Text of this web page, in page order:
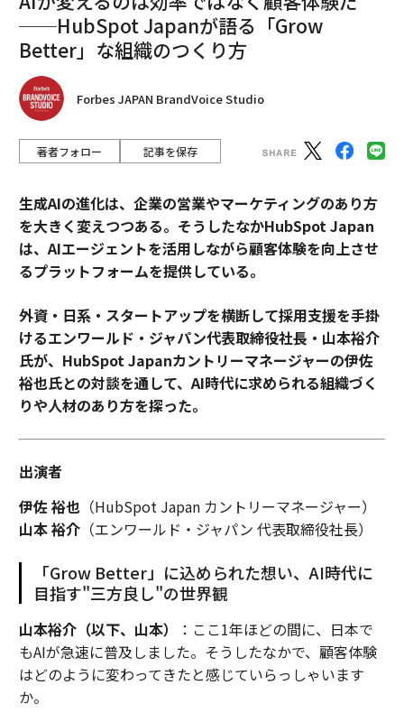
──HubSpot Japanが語る「Grow
Better」な組織のつくり方
Forbes JAPAN BrandVoice Studio
著者フォロー 記事を保存
生成AIの進化は、企業の営業やマーケティングのあり方
を大きく変えつつある。そうしたなかHubSpot Japan
は、AIエージェントを活用しながら顧客体験を向上させ
るプラットフォームを提供している。
外資・日系・スタートアップを横断して採用支援を手掛
けるエンワールド・ジャパン代表取締役社長・山本裕介
氏が、HubSpot Japanカントリーマネージャーの伊佐
裕也氏との対談を通して、AI時代に求められる組織づく
りや人材のあり方を探った。
出演者
伊佐 裕也（HubSpot Japan カントリーマネージャー）
山本 裕介（エンワールド・ジャパン 代表取締役社長）
「Grow Better」に込められた想い、AI時代に
目指す"三方良し"の世界観
山本裕介（以下、山本）
：ここ1年ほどの間に、日本で
もAIが急速に普及しました。そうしたなかで、顧客体験
はどのように変わってきたと感じていらっしゃいます
か。